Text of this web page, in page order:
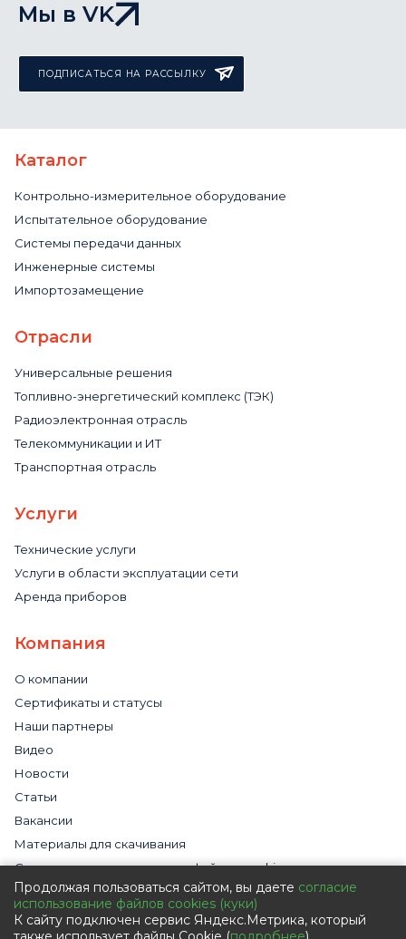
Мы в VK
ПОДПИСАТЬСЯ НА РАССЫЛКУ
Каталог
Контрольно-измерительное оборудование
Испытательное оборудование
Системы передачи данных
Инженерные системы
Импортозамещение
Отрасли
Универсальные решения
Топливно-энергетический комплекс (ТЭК)
Радиоэлектронная отрасль
Телекоммуникации и ИТ
Транспортная отрасль
Услуги
Технические услуги
Услуги в области эксплуатации сети
Аренда приборов
Компания
О компании
Сертификаты и статусы
Наши партнеры
Видео
Новости
Статьи
Вакансии
Материалы для скачивания
Cогласие на использование файлов cookies
Обработка персональных данных с помощью сервиса
«Яндекс.Метрика»
Политика в отношении обработки персональных данных
Продолжая пользоваться сайтом, вы даете согласие
использование файлов cookies (куки)
К сайту подключен сервис Яндекс.Метрика, который